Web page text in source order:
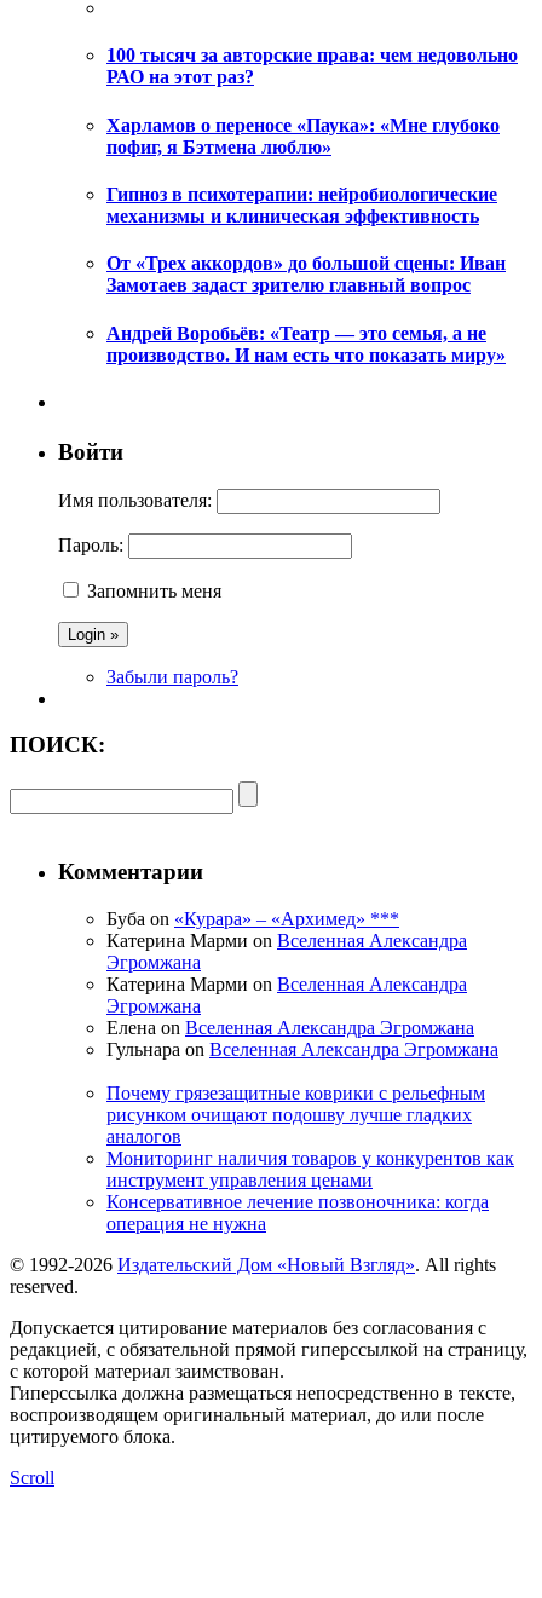
100 тысяч за авторские права: чем недовольно
РАО на этот раз?
Харламов о переносе «Паука»: «Мне глубоко
пофиг, я Бэтмена люблю»
Гипноз в психотерапии: нейробиологические
механизмы и клиническая эффективность
От «Трех аккордов» до большой сцены: Иван
Замотаев задаст зрителю главный вопрос
Андрей Воробьёв: «Театр — это семья, а не
производство. И нам есть что показать миру»
Войти
Имя пользователя:
Пароль:
Запомнить меня
Забыли пароль?
ПОИСК:
Комментарии
Буба on «Курара» – «Архимед» ***
Катерина Марми on Вселенная Александра
Эгромжана
Катерина Марми on Вселенная Александра
Эгромжана
Елена on Вселенная Александра Эгромжана
Гульнара on Вселенная Александра Эгромжана
Почему грязезащитные коврики с рельефным
рисунком очищают подошву лучше гладких
аналогов
Мониторинг наличия товаров у конкурентов как
инструмент управления ценами
Консервативное лечение позвоночника: когда
операция не нужна
© 1992-2026 Издательский Дом «Новый Взгляд». All rights
reserved.
Допускается цитирование материалов без согласования с
редакцией, с обязательной прямой гиперссылкой на страницу,
с которой материал заимствован.
Гиперссылка должна размещаться непосредственно в тексте,
воспроизводящем оригинальный материал, до или после
цитируемого блока.
Scroll